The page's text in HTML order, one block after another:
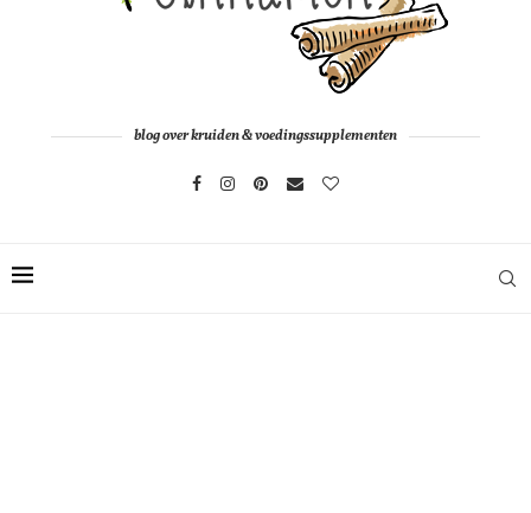
blog over kruiden & voedingssupplementen